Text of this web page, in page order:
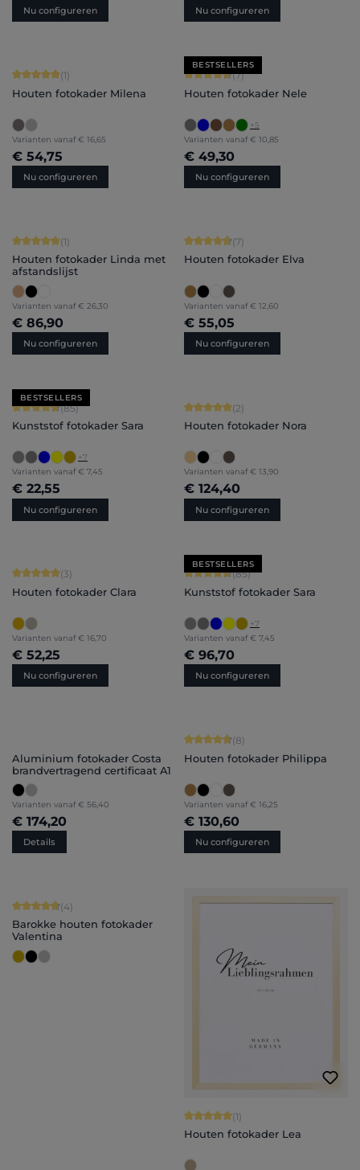
Nu configureren Nu configureren
Gemiddelde score van 5 op 5 sterren
(1)
Houten fotokader Milena
Varianten vanaf € 16,65
€ 54,75
Nu configureren
BESTSELLERS
Gemiddelde score van 4.71 op 5
(7)
Houten fotokader Nele
+5
Varianten vanaf € 10,85
€ 49,30
Nu configureren
Gemiddelde score van 5 op 5 sterren
(1)
Houten fotokader Linda met
afstandslijst
Varianten vanaf € 26,30
€ 86,90
Nu configureren
Gemiddelde score van 4.86 op 5
(7)
Houten fotokader Elva
Varianten vanaf € 12,60
€ 55,05
Nu configureren
BESTSELLERS
Gemiddelde score van 4.71 op 5 sterren
(85)
Kunststof fotokader Sara
+7
Varianten vanaf € 7,45
€ 22,55
Nu configureren
Gemiddelde score van 5 op 5 sterren
(2)
Houten fotokader Nora
Varianten vanaf € 13,90
€ 124,40
Nu configureren
Gemiddelde score van 5 op 5 sterren
(3)
Houten fotokader Clara
Varianten vanaf € 16,70
€ 52,25
Nu configureren
BESTSELLERS
Gemiddelde score van 4.71 op 5
(85)
Kunststof fotokader Sara
+7
Varianten vanaf € 7,45
€ 96,70
Nu configureren
Aluminium fotokader Costa
brandvertragend certificaat A1
Varianten vanaf € 56,40
€ 174,20
Details
Gemiddelde score van 4.75 op 5
(8)
Houten fotokader Philippa
Varianten vanaf € 16,25
€ 130,60
Nu configureren
Gemiddelde score van 4.75 op 5 sterren
(4)
Barokke houten fotokader
Valentina
Gemiddelde score van 5 op 5 sterren
(1)
Houten fotokader Lea